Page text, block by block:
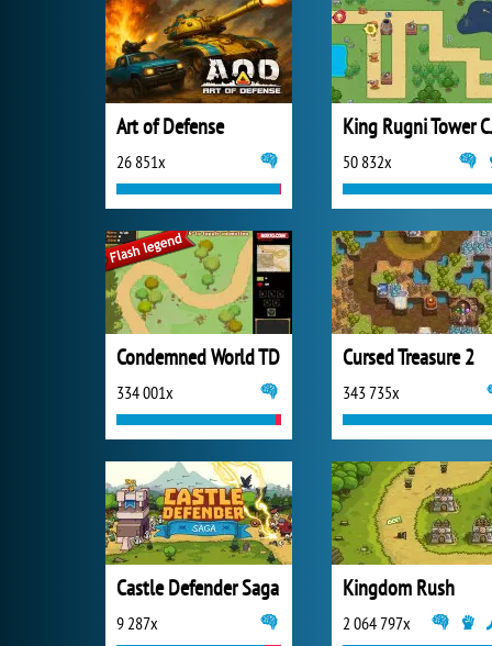
Art of Defense
26 851x
King
50 832x
Condemned World TD
334 001x
Cursed Treasure 2
343 735x
Castle Defender Saga
9 287x
Kingdom Rush
2 064 797x